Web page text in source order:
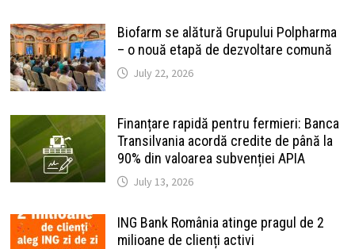
Biofarm se alătură Grupului Polpharma
– o nouă etapă de dezvoltare comună
July 22, 2026
Finanțare rapidă pentru fermieri: Banca
Transilvania acordă credite de până la
90% din valoarea subvenției APIA
July 13, 2026
ING Bank România atinge pragul de 2
milioane de clienți activi